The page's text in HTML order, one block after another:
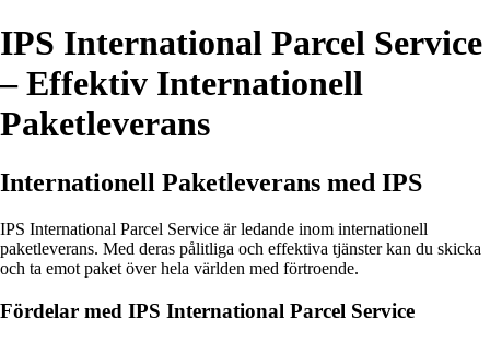
IPS International Parcel Service
– Effektiv Internationell
Paketleverans
Internationell Paketleverans med IPS
IPS International Parcel Service är ledande inom internationell
paketleverans. Med deras pålitliga och effektiva tjänster kan du skicka
och ta emot paket över hela världen med förtroende.
Fördelar med IPS International Parcel Service